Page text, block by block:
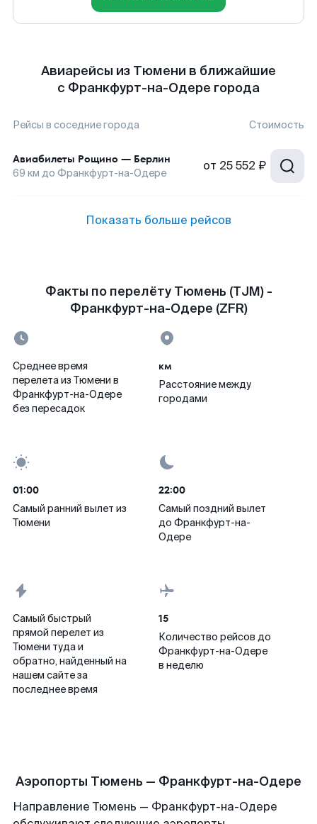
Авиарейсы из Тюмени в ближайшие
с Франкфурт-на-Одере города
Рейсы в соседние города Стоимость
Авиабилеты Рощино — Берлин
69 км до Франкфурт-на-Одере от 25 552 ₽
Показать больше рейсов
Факты по перелёту Тюмень (TJM) -
Франкфурт-на-Одере (ZFR)
Среднее время
перелета из Тюмени в
Франкфурт-на-Одере
без пересадок
км
Расстояние между
городами
01:00
Самый ранний вылет из
Тюмени
22:00
Самый поздний вылет
до Франкфурт-на-
Одере
Самый быстрый
прямой перелет из
Тюмени туда и
обратно, найденный на
нашем сайте за
последнее время
15
Количество рейсов до
Франкфурт-на-Одере
в неделю
Аэропорты Тюмень — Франкфурт-на-Одере
Направление Тюмень — Франкфурт-на-Одере